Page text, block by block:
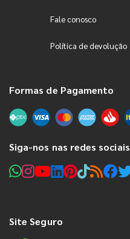
Fale conosco
Política de devolução
Formas de Pagamento
Siga-nos nas redes sociais
Site Seguro